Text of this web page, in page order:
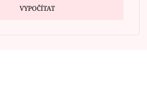
VYPOČÍTAT